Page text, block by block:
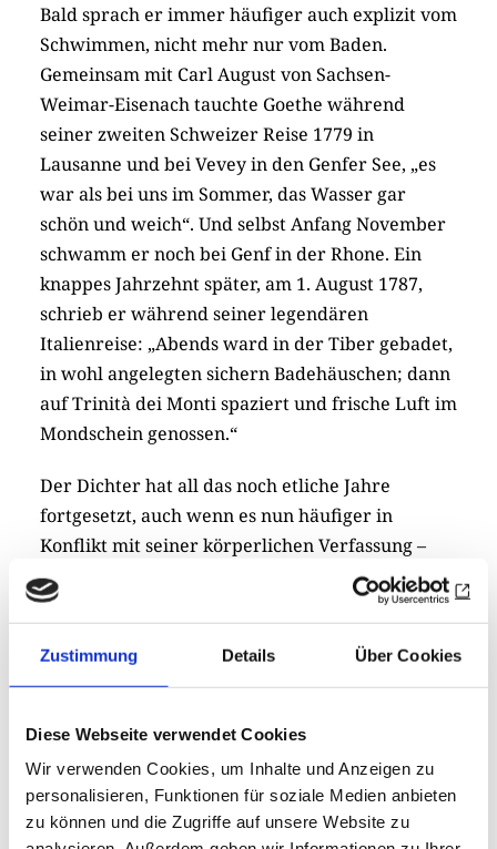
Zustimmung Details Über Cookies
Diese Webseite verwendet Cookies
Wir verwenden Cookies, um Inhalte und Anzeigen zu
personalisieren, Funktionen für soziale Medien anbieten
zu können und die Zugriffe auf unsere Website zu
Bald sprach er immer häufiger auch explizit vom
Schwimmen, nicht mehr nur vom Baden.
Gemeinsam mit Carl August von Sachsen-
Weimar-Eisenach tauchte Goethe während
seiner zweiten Schweizer Reise 1779 in
Lausanne und bei Vevey in den Genfer See, „es
war als bei uns im Sommer, das Wasser gar
schön und weich“. Und selbst Anfang November
schwamm er noch bei Genf in der Rhone. Ein
knappes Jahrzehnt später, am 1. August 1787,
schrieb er während seiner legendären
Italienreise: „Abends ward in der Tiber gebadet,
in wohl angelegten sichern Badehäuschen; dann
auf Trinità dei Monti spaziert und frische Luft im
Mondschein genossen.“
Der Dichter hat all das noch etliche Jahre
fortgesetzt, auch wenn es nun häufiger in
Konflikt mit seiner körperlichen Verfassung –
man denke nur an seine Leibesfülle – und
gedanklichen Arbeit geraten zu sein scheint. So
offenbar nicht immer die gewünschte Belebung:
„Selbst daß ich morgens badete, war meinen
Vorsätzen nicht günstig“, schrieb er dem von
zugeneigten Schiller am 17. August 1802 – das
war während der Zeit, als er am „Faust“